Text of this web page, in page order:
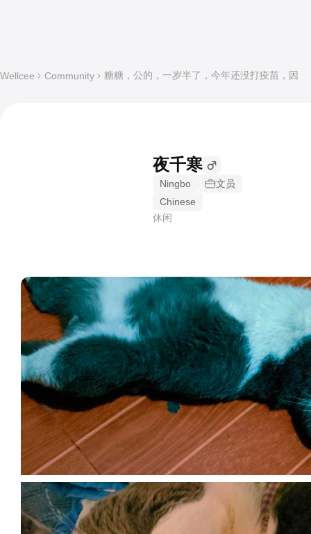
Wellcee Community 糖糖，公的，一岁半了，今年还没打疫苗，因
夜千寒
Ningbo
文员
Chinese
休闲